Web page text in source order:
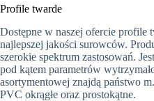
Profile twarde
Dostępne w naszej ofercie profile
najlepszej jakości surowców.
szerokie spektrum zastosowań.
pod kątem parametrów
asortymentowej znajdą państwo
PVC okrągłe oraz prostokątne.